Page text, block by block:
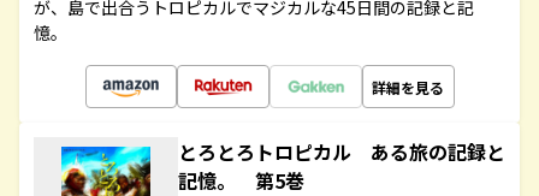
が、島で出合うトロピカルでマジカルな45日間の記録と記
憶。
詳細を見る
とろとろトロピカル ある旅の記録と
記憶。 第5巻